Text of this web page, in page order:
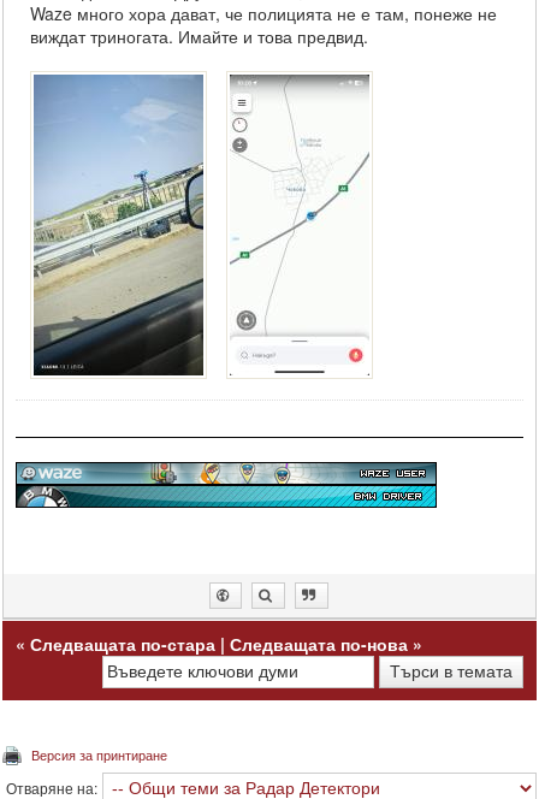
Waze много хора дават, че полицията не е там, понеже не
виждат триногата. Имайте и това предвид.
«Следващата по-стара |Следващата по-нова »
Версия за принтиране
Отваряне на: